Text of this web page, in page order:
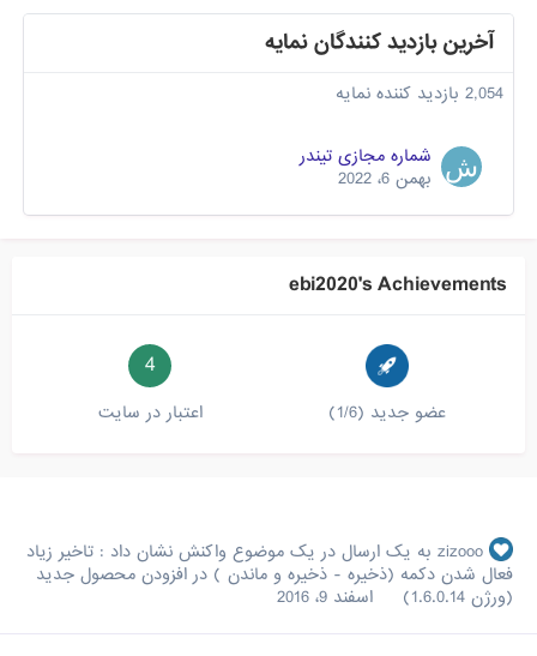
آخرین بازدید کنندگان نمایه
2,054 بازدید کننده نمایه
شماره مجازی تیندر
بهمن 6، 2022
ebi2020's Achievements
عضو جدید (1/6)
4
اعتبار در سایت
zizooo به یک ارسال در یک موضوع واکنش نشان داد : تاخیر زیاد
فعال شدن دکمه (ذخیره - ذخیره و ماندن ) در افزودن محصول جدید
(ورژن 1.6.0.14)
اسفند 9، 2016